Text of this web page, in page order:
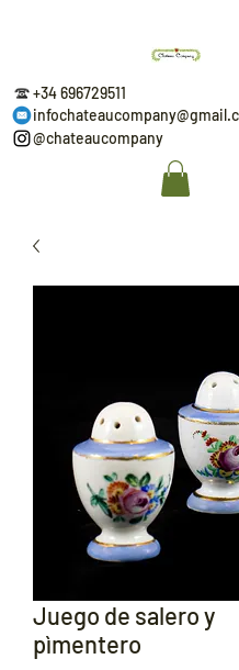
+34 696729511
@chateaucompany
Juego de salero y
pìmentero